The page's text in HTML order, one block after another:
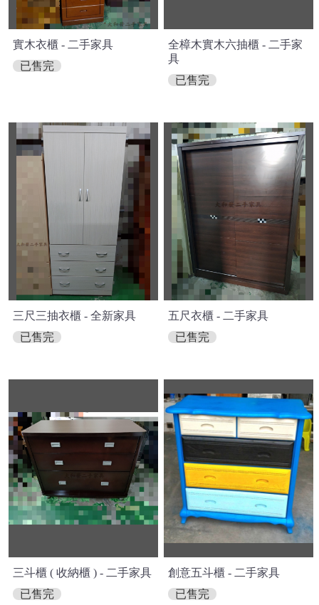
實木衣櫃 - 二手家具
已售完
全樟木實木六抽櫃 - 二手家
具
已售完
三尺三抽衣櫃 - 全新家具
已售完
五尺衣櫃 - 二手家具
已售完
三斗櫃 ( 收納櫃 ) - 二手家具
已售完
創意五斗櫃 - 二手家具
已售完